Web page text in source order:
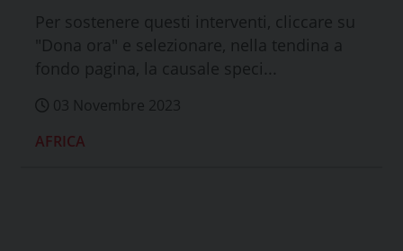
Per sostenere questi interventi, cliccare su
"Dona ora" e selezionare, nella tendina a
fondo pagina, la causale speci...
03 Novembre 2023
AFRICA